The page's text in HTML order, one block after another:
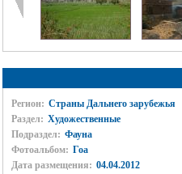
Регион: Страны Дальнего зарубежья
Раздел: Художественные
Подраздел: Фауна
Фотоальбом: Гоа
Дата размещения: 04.04.2012